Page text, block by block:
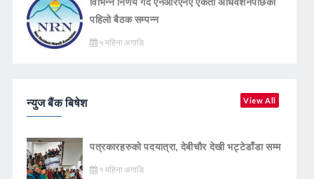
पहिलो बैठक सम्पन्न
५ महिना अगाडि
न्युज बैंक बिषेश View All
पत्रकारहरुको पदयात्रा, देबीचौर देखी भट्टेडाँडा सम्म
१ महिना अगाडि